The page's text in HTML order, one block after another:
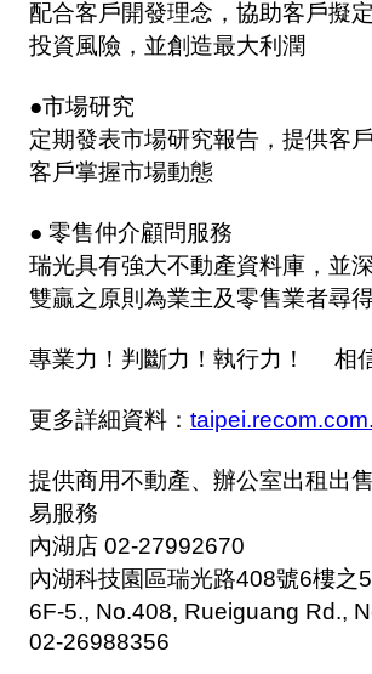
配合客戶開發理念，協助客戶擬
投資風險，並創造最大利潤
●市場研究
定期發表市場研究報告，提供客
客戶掌握市場動態
● 零售仲介顧問服務
瑞光具有強大不動產資料庫，並
雙贏之原則為業主及零售業者尋得
專業力！判斷力！執行力！ 相
更多詳細資料：
提供商用不動產、辦公室出租出
易服務
內湖店 02-27992670
內湖科技園區瑞光路408號6樓之5
6F-5., No.408, Rueiguang Rd.,
02-26988356